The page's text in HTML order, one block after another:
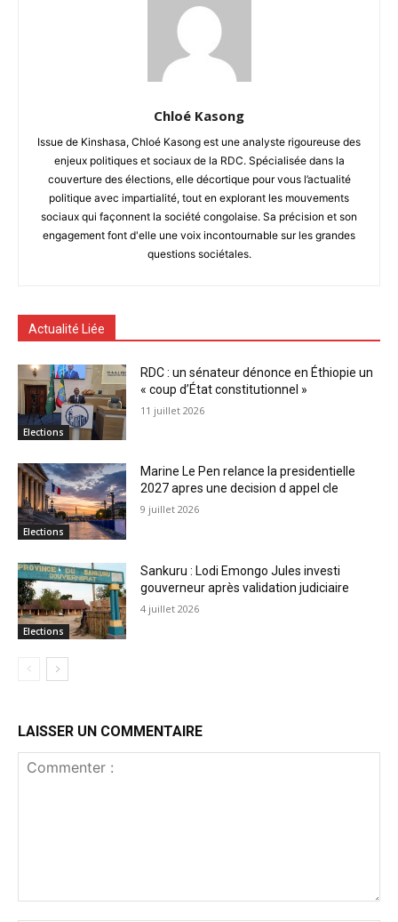
Chloé Kasong
Issue de Kinshasa, Chloé Kasong est une analyste rigoureuse des
enjeux politiques et sociaux de la RDC. Spécialisée dans la
couverture des élections, elle décortique pour vous l’actualité
politique avec impartialité, tout en explorant les mouvements
sociaux qui façonnent la société congolaise. Sa précision et son
engagement font d'elle une voix incontournable sur les grandes
questions sociétales.
Actualité Liée
Elections
RDC : un sénateur dénonce en Éthiopie un
« coup d’État constitutionnel »
11 juillet 2026
Elections
Marine Le Pen relance la presidentielle
2027 apres une decision d appel cle
9 juillet 2026
Elections
Sankuru : Lodi Emongo Jules investi
gouverneur après validation judiciaire
4 juillet 2026
LAISSER UN COMMENTAIRE